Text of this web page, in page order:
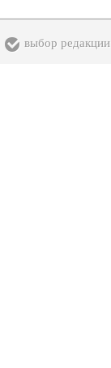
выбор редакции